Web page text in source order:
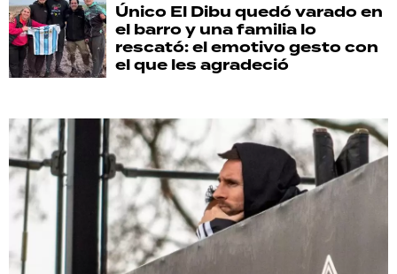
Único El Dibu quedó varado en
el barro y una familia lo
rescató: el emotivo gesto con
el que les agradeció